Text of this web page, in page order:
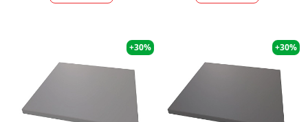
+30% +30%